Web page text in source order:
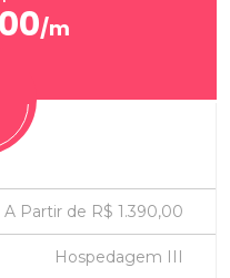
/m
A Partir de R$ 1.390,00
Hospedagem III